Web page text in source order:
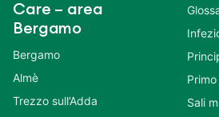
Care – area
Bergamo
Bergamo
Almè
Trezzo sull’Adda
Sali